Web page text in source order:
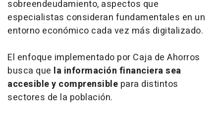
sobreendeudamiento, aspectos que
especialistas consideran fundamentales en un
entorno económico cada vez más digitalizado.
El enfoque implementado por Caja de Ahorros
busca que la información financiera sea
accesible y comprensible para distintos
sectores de la población.